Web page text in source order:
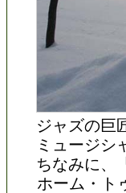
ジャズの巨
ミュージシ
ちなみに、
ホーム・ト